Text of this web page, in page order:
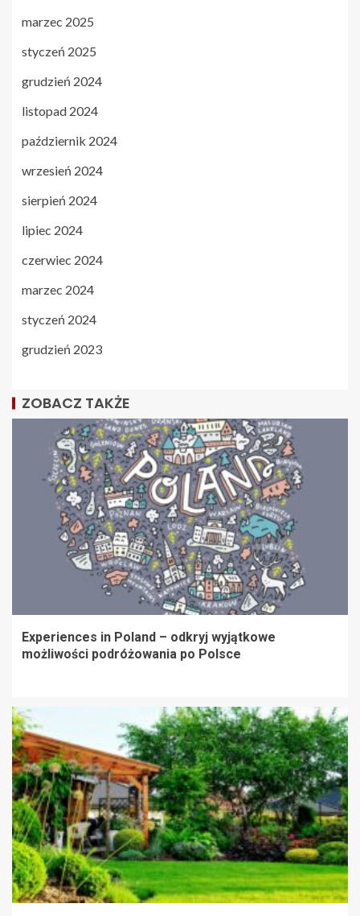
marzec 2025
styczeń 2025
grudzień 2024
listopad 2024
październik 2024
wrzesień 2024
sierpień 2024
lipiec 2024
czerwiec 2024
marzec 2024
styczeń 2024
grudzień 2023
ZOBACZ TAKŻE
Experiences in Poland – odkryj wyjątkowe
możliwości podróżowania po Polsce